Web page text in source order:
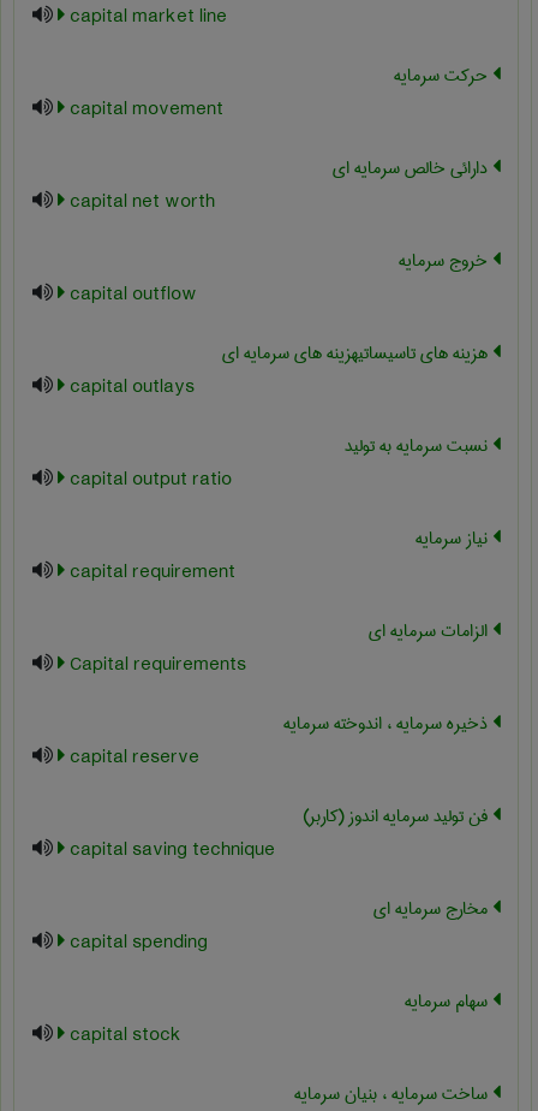
capital market line
حرکت سرمایه
capital movement
دارائی خالص سرمایه ای
capital net worth
خروج سرمایه
capital outflow
هزینه های تاسیساتیهزینه های سرمایه ای
capital outlays
نسبت سرمایه به تولید
capital output ratio
نیاز سرمایه
capital requirement
الزامات سرمایه ای
Capital requirements
ذخیره سرمایه ، اندوخته سرمایه
capital reserve
فن تولید سرمایه اندوز (کاربر)
capital saving technique
مخارج سرمایه ای
capital spending
سهام سرمایه
capital stock
ساخت سرمایه ، بنیان سرمایه